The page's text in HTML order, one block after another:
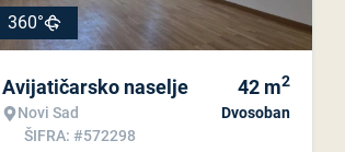
360°
Avijatičarsko naselje
Novi Sad
ŠIFRA: #572298
42 m2
Dvosoban